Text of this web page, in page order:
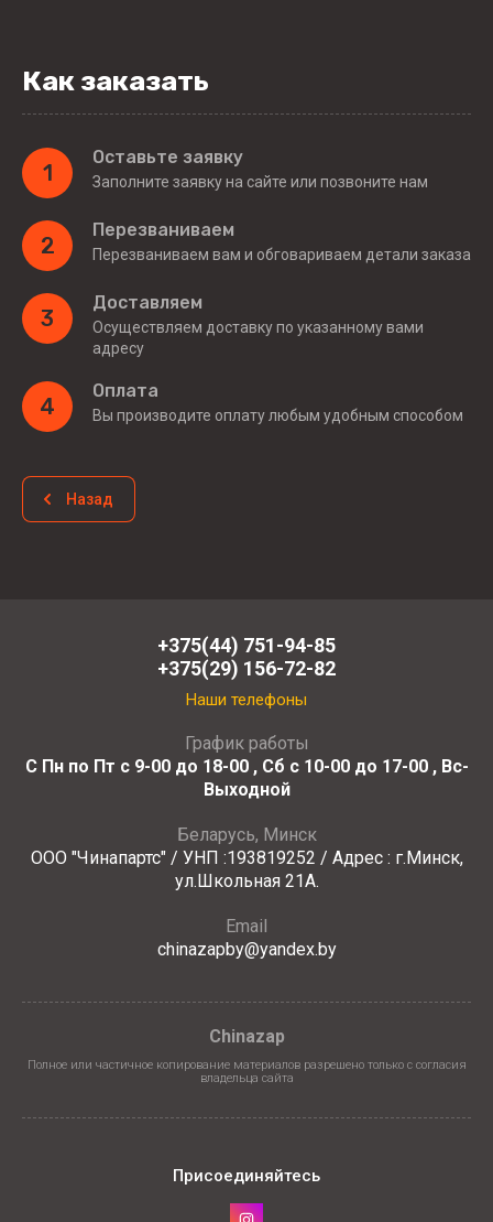
Как заказать
1
Оставьте заявку
Заполните заявку на сайте или позвоните нам
2
Перезваниваем
Перезваниваем вам и обговариваем детали заказа
3
Доставляем
Осуществляем доставку по указанному вами
адресу
4
Оплата
Вы производите оплату любым удобным способом
Назад
+375(44) 751-94-85
+375(29) 156-72-82
Наши телефоны
График работы
С Пн по Пт с 9-00 до 18-00 , Сб с 10-00 до 17-00 , Вс-
Выходной
Беларусь, Минск
ООО "Чинапартс" / УНП :193819252 / Адрес : г.Минск,
ул.Школьная 21А.
Email
chinazapby@yandex.by
Chinazap
Полное или частичное копирование материалов разрешено только с согласия
владельца сайта
Присоединяйтесь